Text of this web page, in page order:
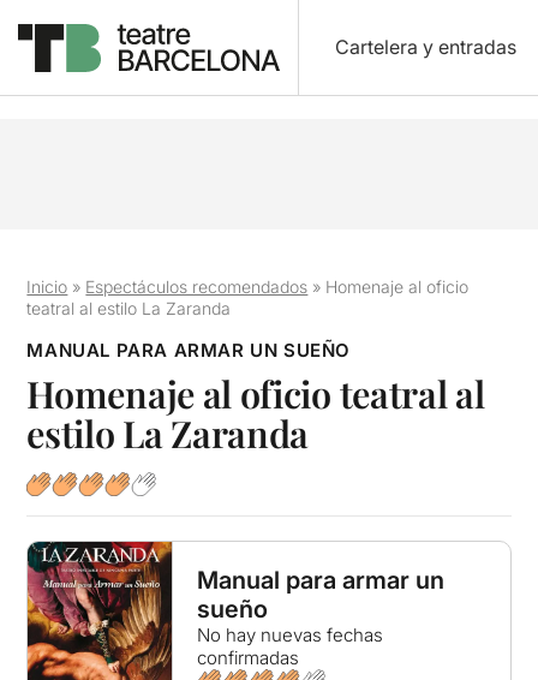
Cartelera y entradas
Inicio » Espectáculos recomendados » Homenaje al oficio
teatral al estilo La Zaranda
MANUAL PARA ARMAR UN SUEÑO
Homenaje al oficio teatral al
estilo La Zaranda
Manual para armar un
sueño
No hay nuevas fechas
confirmadas